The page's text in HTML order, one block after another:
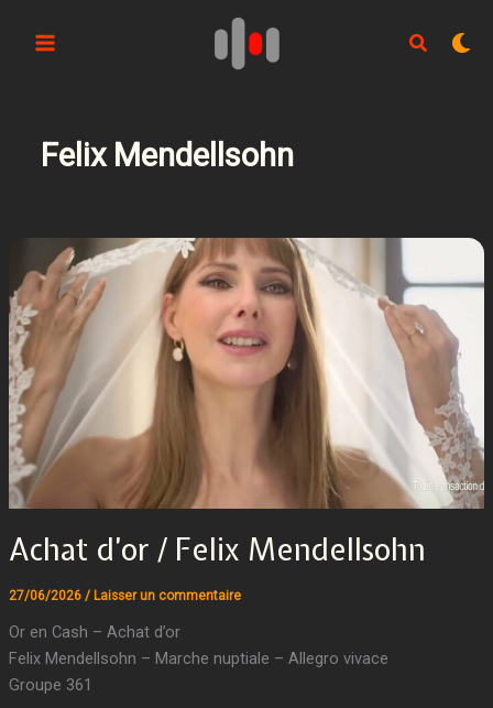
Felix Mendellsohn
Achat d’or / Felix Mendellsohn
27/06/2026 / Laisser un commentaire
Or en Cash – Achat d’or
Felix Mendellsohn – Marche nuptiale – Allegro vivace
Groupe 361